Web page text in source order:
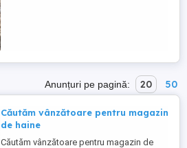
Anunțuri pe pagină: 20 50
Căutăm vânzătoare pentru magazin
de haine
Căutăm vânzătoare pentru magazin de